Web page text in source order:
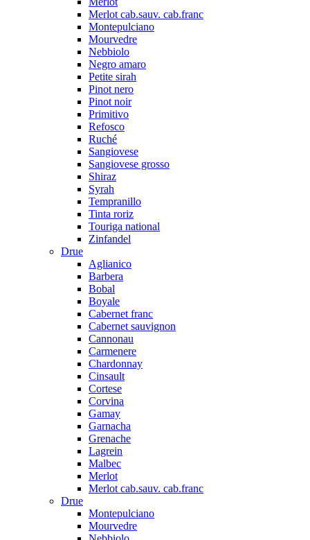
Merlot cab.sauv. cab.franc
Montepulciano
Mourvedre
Nebbiolo
Negro amaro
Petite sirah
Pinot nero
Pinot noir
Primitivo
Refosco
Ruché
Sangiovese
Sangiovese grosso
Shiraz
Syrah
Tempranillo
Tinta roriz
Touriga national
Zinfandel
Drue
Aglianico
Barbera
Bobal
Boyale
Cabernet franc
Cabernet sauvignon
Cannonau
Carmenere
Chardonnay
Cinsault
Cortese
Corvina
Gamay
Garnacha
Grenache
Lagrein
Malbec
Merlot
Merlot cab.sauv. cab.franc
Drue
Montepulciano
Mourvedre